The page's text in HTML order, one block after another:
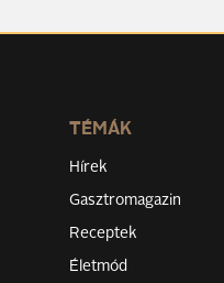
TÉMÁK
Hírek
Gasztromagazin
Receptek
Életmód